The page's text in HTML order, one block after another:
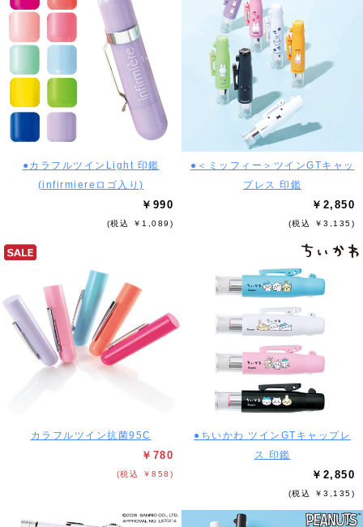
●カラフルツインLight 印鑑
(infirmiereロゴ入り)
￥990
(税込 ￥1,089)
●＜ミッフィー＞ツインGTキャッ
プレス 印鑑
￥2,850
(税込 ￥3,135)
カラフルツイン抗菌95C
￥780
(税込 ￥858)
●ちいかわ ツインGTキャップレ
ス 印鑑
￥2,850
(税込 ￥3,135)